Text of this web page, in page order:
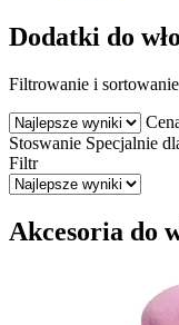
Dodatki do
Filtrowanie i sortowanie
Stoswanie Specjalnie
Filtr
Akcesoria do